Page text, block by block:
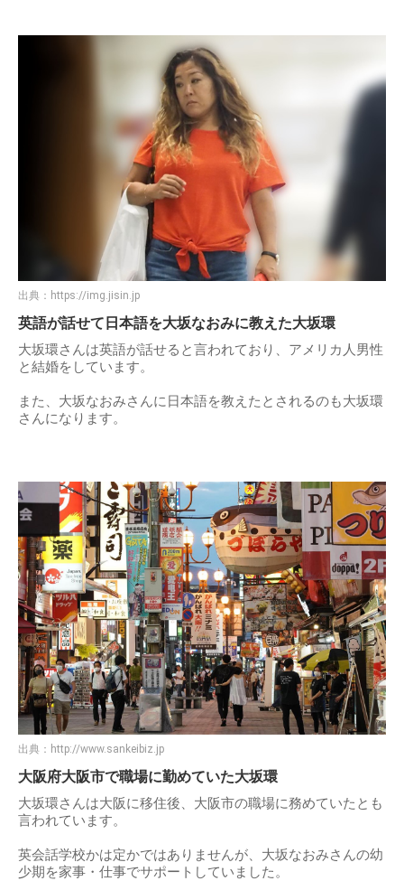
出典： https://img.jisin.jp
英語が話せて日本語を大坂なおみに教えた大坂環
大坂環さんは英語が話せると言われており、アメリカ人男性
と結婚をしています。
また、大坂なおみさんに日本語を教えたとされるのも大坂環
さんになります。
出典： http://www.sankeibiz.jp
大阪府大阪市で職場に勤めていた大坂環
大坂環さんは大阪に移住後、大阪市の職場に務めていたとも
言われています。
英会話学校かは定かではありませんが、大坂なおみさんの幼
少期を家事・仕事でサポートしていました。